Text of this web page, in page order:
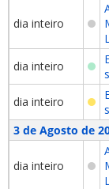
dia inteiro
dia inteiro
dia inteiro
3 de Agosto de
dia inteiro